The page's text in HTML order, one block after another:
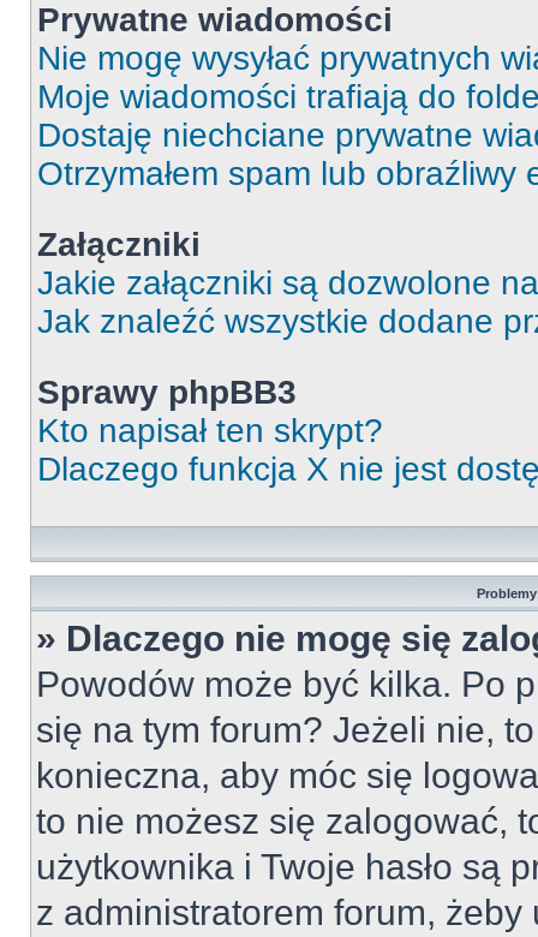
Prywatne wiadomości
Nie mogę wysyłać prywatnych
Moje wiadomości trafiają do
Dostaję niechciane prywatne
Otrzymałem spam lub
Załączniki
Jakie załączniki są dozwolone
Jak znaleźć wszystkie dodane
Sprawy phpBB3
Kto napisał ten skrypt?
Dlaczego funkcja X nie jest
» Dlaczego nie mogę się
Powodów może być kilka. Po
się na tym forum? Jeżeli nie,
konieczna, aby móc się
to nie możesz się zalogować,
użytkownika i Twoje hasło są
z administratorem forum, żeby